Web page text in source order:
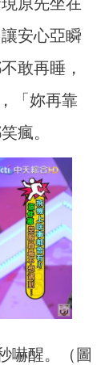
安心亞瞬
敢再睡，
「妳再靠
瘋。
嚇醒。（圖